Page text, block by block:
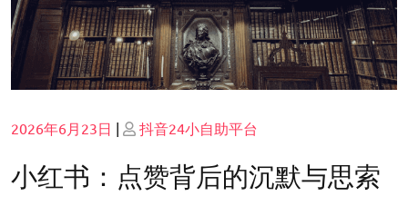
Posted
2026年6月23日 | Posted
抖音24小自助平台
小红书：点赞背后的沉默与思索